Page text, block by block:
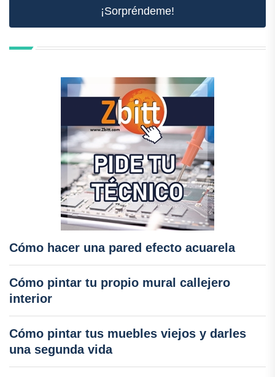
¡Sorpréndeme!
Cómo hacer una pared efecto acuarela
Cómo pintar tu propio mural callejero
interior
Cómo pintar tus muebles viejos y darles
una segunda vida